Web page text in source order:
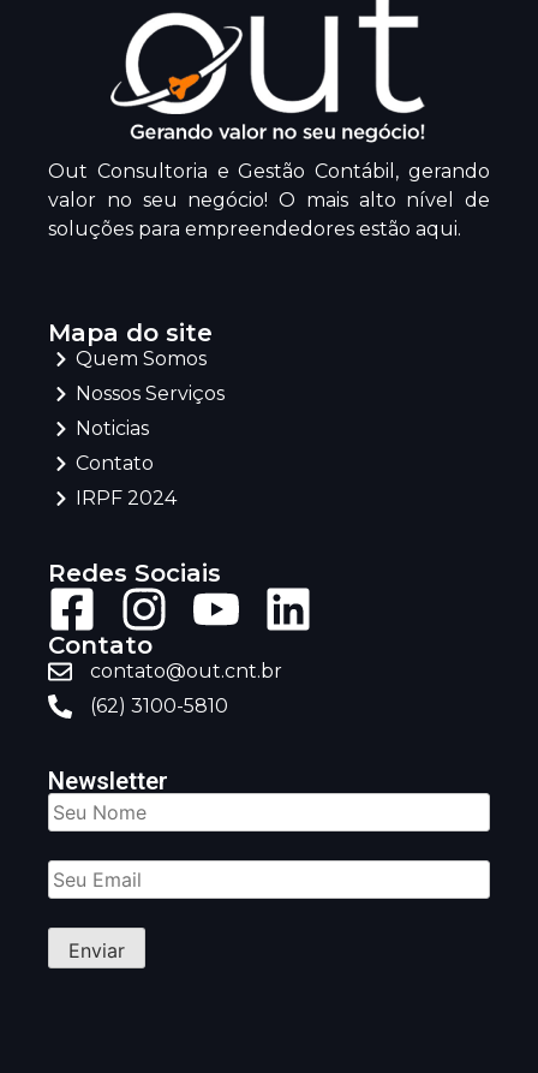
Out Consultoria e Gestão Contábil, gerando
valor no seu negócio! O mais alto nível de
soluções para empreendedores estão aqui.
Mapa do site
Quem Somos
Nossos Serviços
Noticias
Contato
IRPF 2024
Redes Sociais
Contato
contato@out.cnt.br
(62) 3100-5810
Newsletter